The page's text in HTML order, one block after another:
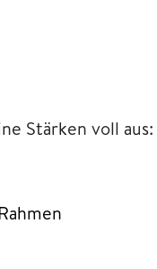
Stärken voll